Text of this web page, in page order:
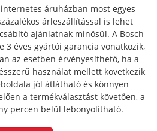
áruházban most egyes
árleszállítással is lehet
ajánlatnak minősül. A Bosch
3 éves gyártói garancia vonatkozik,
az esetben érvényesíthető, ha a
használat mellett következik
jól átlátható és könnyen
a termékválasztást követően, a
percen belül lebonyolítható.